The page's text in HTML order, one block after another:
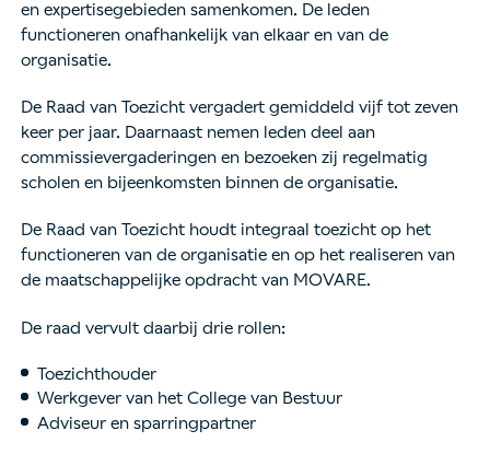
en expertisegebieden samenkomen. De leden
functioneren onafhankelijk van elkaar en van de
organisatie.
De Raad van Toezicht vergadert gemiddeld vijf tot zeven
keer per jaar. Daarnaast nemen leden deel aan
commissievergaderingen en bezoeken zij regelmatig
scholen en bijeenkomsten binnen de organisatie.
De Raad van Toezicht houdt integraal toezicht op het
functioneren van de organisatie en op het realiseren van
de maatschappelijke opdracht van MOVARE.
De raad vervult daarbij drie rollen:
Toezichthouder
Werkgever van het College van Bestuur
Adviseur en sparringpartner